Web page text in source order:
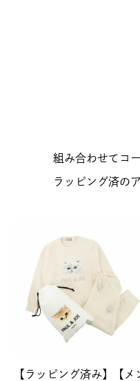
組み合わせてコ
ラッピング済の
【ラッピング済み】【メ